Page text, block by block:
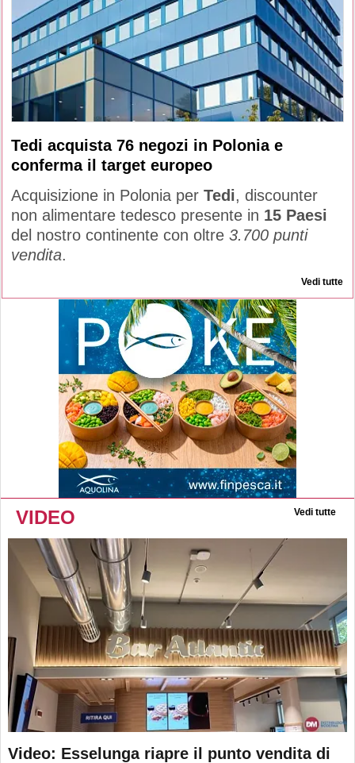
Tedi acquista 76 negozi in Polonia e
conferma il target europeo
Acquisizione in Polonia per Tedi, discounter
non alimentare tedesco presente in 15 Paesi
del nostro continente con oltre 3.700 punti
vendita.
Vedi tutte
VIDEO Vedi tutte
Video: Esselunga riapre il punto vendita di